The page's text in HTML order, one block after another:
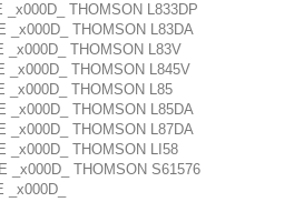
_x000D_ THOMSON L833DP
_x000D_ THOMSON L83DA
_x000D_ THOMSON L83V
_x000D_ THOMSON L845V
_x000D_ THOMSON L85
_x000D_ THOMSON L85DA
_x000D_ THOMSON L87DA
_x000D_ THOMSON LI58
_x000D_ THOMSON S61576